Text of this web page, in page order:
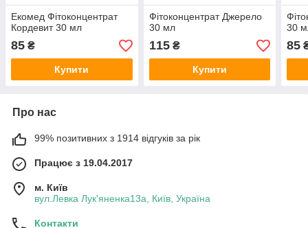
Екомед Фітоконцентрат
Кордевит 30 мл
85 ₴
Купити
Фітоконцентрат Джерело
30 мл
115₴
Купити
30
85
Про нас
99% позитивних з 1914 відгуків за рік
Працює з 19.04.2017
м. Київ
вул.Левка Лук'яненка13а, Київ, Україна
Контакти